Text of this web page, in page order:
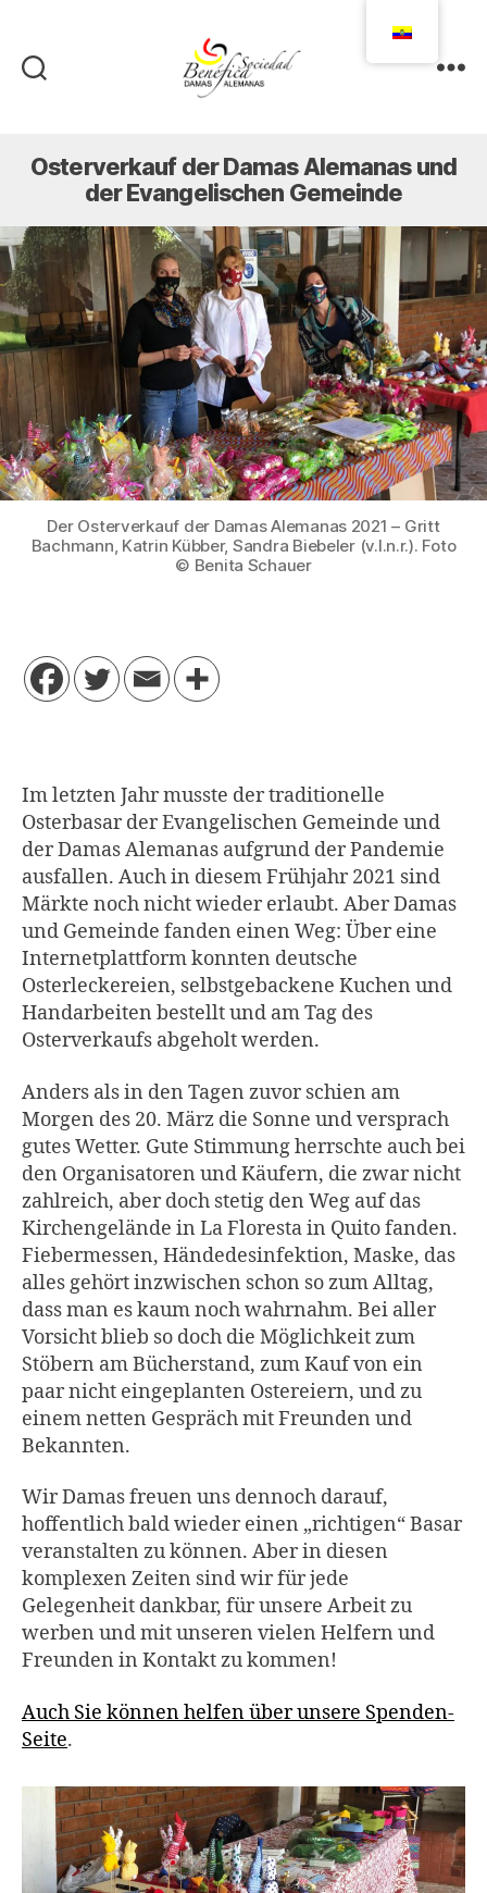
Ecuador
Osterverkauf der Damas Alemanas und
der Evangelischen Gemeinde
Der Osterverkauf der Damas Alemanas 2021 – Gritt
Bachmann, Katrin Kübber, Sandra Biebeler (v.l.n.r.). Foto
© Benita Schauer
Im letzten Jahr musste der traditionelle
Osterbasar der Evangelischen Gemeinde und
der Damas Alemanas aufgrund der Pandemie
ausfallen. Auch in diesem Frühjahr 2021 sind
Märkte noch nicht wieder erlaubt. Aber Damas
und Gemeinde fanden einen Weg: Über eine
Internetplattform konnten deutsche
Osterleckereien, selbstgebackene Kuchen und
Handarbeiten bestellt und am Tag des
Osterverkaufs abgeholt werden.
Anders als in den Tagen zuvor schien am
Morgen des 20. März die Sonne und versprach
gutes Wetter. Gute Stimmung herrschte auch bei
den Organisatoren und Käufern, die zwar nicht
zahlreich, aber doch stetig den Weg auf das
Kirchengelände in La Floresta in Quito fanden.
Fiebermessen, Händedesinfektion, Maske, das
alles gehört inzwischen schon so zum Alltag,
dass man es kaum noch wahrnahm. Bei aller
Vorsicht blieb so doch die Möglichkeit zum
Stöbern am Bücherstand, zum Kauf von ein
paar nicht eingeplanten Ostereiern, und zu
einem netten Gespräch mit Freunden und
Bekannten.
Wir Damas freuen uns dennoch darauf,
hoffentlich bald wieder einen „richtigen“ Basar
veranstalten zu können. Aber in diesen
komplexen Zeiten sind wir für jede
Gelegenheit dankbar, für unsere Arbeit zu
werben und mit unseren vielen Helfern und
Freunden in Kontakt zu kommen!
Auch Sie können helfen über unsere Spenden-
Seite.